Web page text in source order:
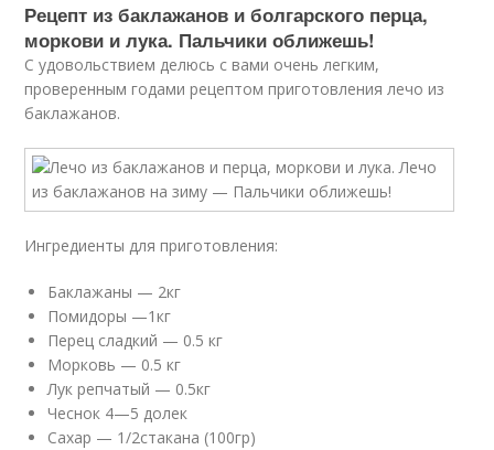
Рецепт из баклажанов и болгарского перца,
моркови и лука. Пальчики оближешь!
С удовольствием делюсь с вами очень легким,
проверенным годами рецептом приготовления лечо из
баклажанов.
Ингредиенты для приготовления:
Баклажаны — 2кг
Помидоры —1кг
Перец сладкий — 0.5 кг
Морковь — 0.5 кг
Лук репчатый — 0.5кг
Чеснок 4—5 долек
Сахар — 1/2стакана (100гр)